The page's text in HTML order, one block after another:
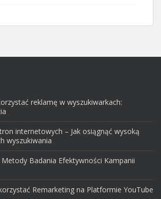
reklamę w wyszukiwarkach:
internetowych – Jak osiągnąć wysoką
wyszukiwania
Metody Badania Efektywności Kampanii
Remarketing na Platformie YouTube